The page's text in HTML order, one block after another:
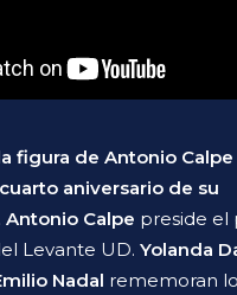
figura de Antonio Calpe
aniversario de su
Antonio Calpe preside el
Levante UD. Yolanda
Nadal rememoran